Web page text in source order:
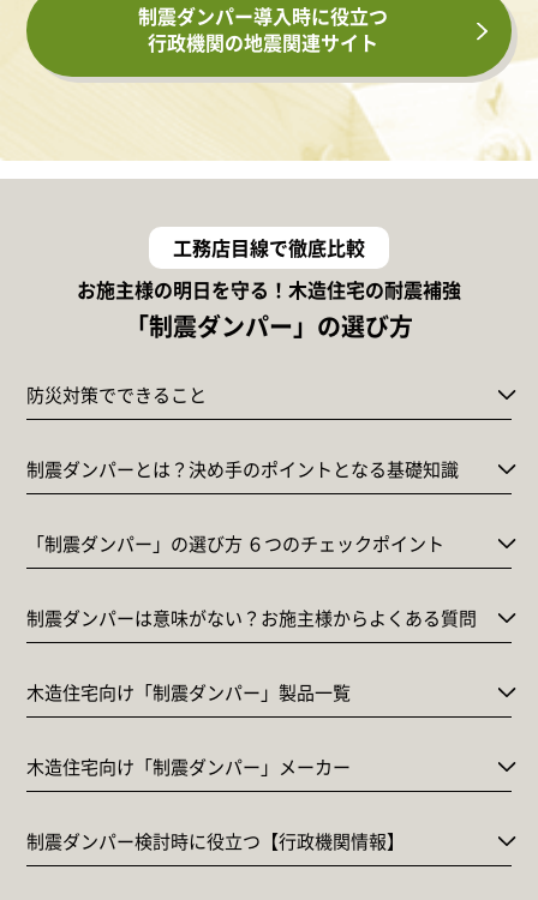
制震ダンパー導入時に役立つ
行政機関の地震関連サイト
工務店目線で徹底比較
お施主様の明日を守る！木造住宅の耐震補強
「制震ダンパー」の選び方
防災対策でできること
制震ダンパーとは？決め手のポイントとなる基礎知識
「制震ダンパー」の選び方 ６つのチェックポイント
制震ダンパーは意味がない？お施主様からよくある質問
木造住宅向け「制震ダンパー」製品一覧
木造住宅向け「制震ダンパー」メーカー
制震ダンパー検討時に役立つ【行政機関情報】